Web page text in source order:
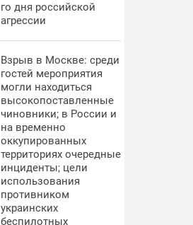
го дня российской
агрессии
Взрыв в Москве: среди
гостей мероприятия
могли находиться
высокопоставленные
чиновники; в России и
на временно
оккупированных
территориях очередные
инциденты; цели
использования
противником
украинских
беспилотных